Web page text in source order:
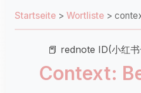
Startseite > Wortliste >
📕 rednote ID(小红
Context: